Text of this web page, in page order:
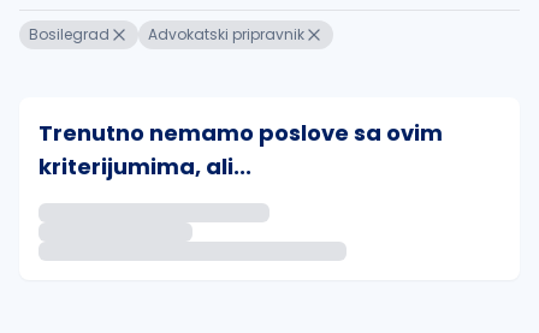
Bosilegrad Advokatski pripravnik
Trenutno nemamo poslove sa ovim
kriterijumima, ali...